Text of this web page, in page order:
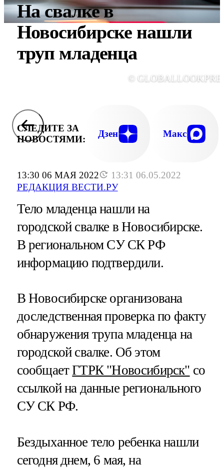
13:30 06 МАЯ 2022
13:31 06.05.2022
РЕДАКЦИЯ ВЕСТИ.РУ
На свалке в
Новосибирске нашли
труп младенца
©
СЛЕДИТЕ ЗА
НОВОСТЯМИ:
Дзен Макс
Тело младенца нашли на
городской свалке в Новосибирске.
В региональном СУ СК РФ
информацию подтвердили.
В Новосибирске организована
доследственная проверка по факту
обнаружения трупа младенца на
городской свалке. Об этом
сообщаетГТРК "Новосибирск" со
ссылкой на данные регионального
СУ СК РФ.
Бездыханное тело ребенка нашли
сегодня днем, 6 мая, на